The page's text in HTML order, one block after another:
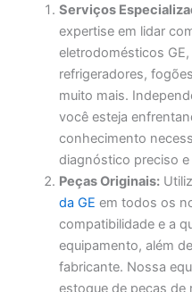
Serviços
expertise em lidar
eletrodomésticos
refrigeradores,
muito mais.
você esteja
conhecimento
diagnóstico preciso
Peças Originais:
da GE em todos os
compatibilidade e a
equipamento, além
fabricante. Nossa